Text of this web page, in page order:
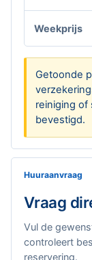
Weekprijs
Getoonde
reiniging of
bevestigd.
Huuraanvraag
Vraag
Vul de
controleert
reservering.